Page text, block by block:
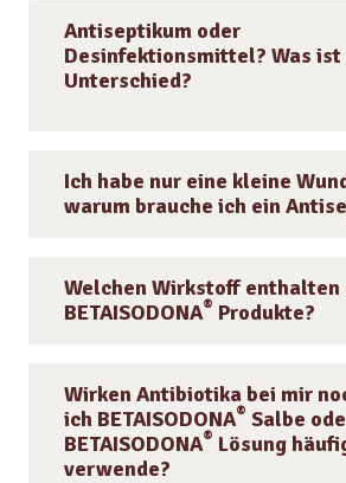
Antiseptikum oder
Desinfektionsmittel? Was ist
Unterschied?
Ich habe nur eine kleine
warum brauche ich ein
Welchen Wirkstoff enthalten
BETAISODONA® Produkte?
Wirken Antibiotika bei mir
ich BETAISODONA® Salbe
BETAISODONA® Lösung
verwende?